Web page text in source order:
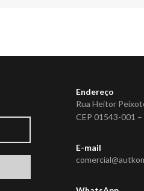
Endereço
Rua Heitor
CEP 01543-001 –
E-mail